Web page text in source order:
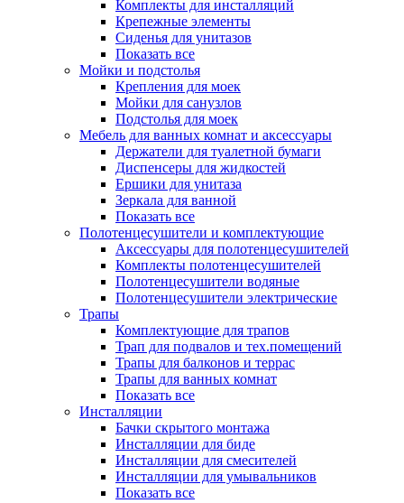
Комплекты для инсталляций
Крепежные элементы
Сиденья для унитазов
Показать все
Мойки и подстолья
Крепления для моек
Мойки для санузлов
Подстолья для моек
Мебель для ванных комнат и аксессуары
Держатели для туалетной бумаги
Диспенсеры для жидкостей
Ершики для унитаза
Зеркала для ванной
Показать все
Полотенцесушители и комплектующие
Аксессуары для полотенцесушителей
Комплекты полотенцесушителей
Полотенцесушители водяные
Полотенцесушители электрические
Трапы
Комплектующие для трапов
Трап для подвалов и тех.помещений
Трапы для балконов и террас
Трапы для ванных комнат
Показать все
Инсталляции
Бачки скрытого монтажа
Инсталляции для биде
Инсталляции для смесителей
Инсталляции для умывальников
Показать все